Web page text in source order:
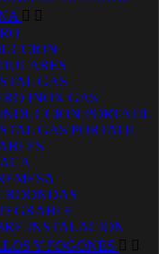
 
GAS
INOX GAS
PORTATIL
GAS PORTATIL
INSTALACION
Y FOGONES  